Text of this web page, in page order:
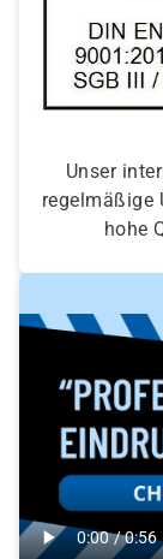
Unser
regelmäßige
hohe